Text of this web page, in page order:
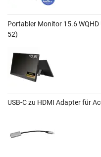
Portabler Monitor 15.6
52)
USB-C zu HDMI Adapter für